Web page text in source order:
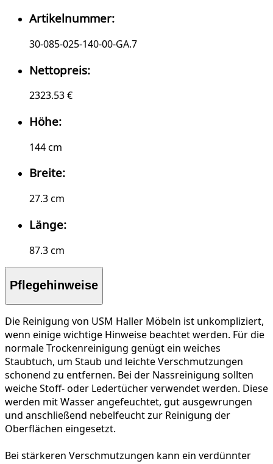
Artikelnummer:
30-085-025-140-00-GA.7
Nettopreis:
2323.53 €
Höhe:
144 cm
Breite:
27.3 cm
Länge:
87.3 cm
Pflegehinweise
Die Reinigung von USM Haller Möbeln ist unkompliziert,
wenn einige wichtige Hinweise beachtet werden. Für die
normale Trockenreinigung genügt ein weiches
Staubtuch, um Staub und leichte Verschmutzungen
schonend zu entfernen. Bei der Nassreinigung sollten
weiche Stoff- oder Ledertücher verwendet werden. Diese
werden mit Wasser angefeuchtet, gut ausgewrungen
und anschließend nebelfeucht zur Reinigung der
Oberflächen eingesetzt.
Bei stärkeren Verschmutzungen kann ein verdünnter